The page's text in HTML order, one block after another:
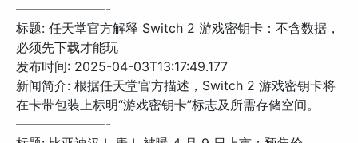
———————-
标题: 任天堂官方解释 Switch 2 游戏密钥卡：不含数据，
必须先下载才能玩
发布时间: 2025-04-03T13:17:49.177
新闻简介: 根据任天堂官方描述，Switch 2 游戏密钥卡将
在卡带包装上标明“游戏密钥卡”标志及所需存储空间。
———————-